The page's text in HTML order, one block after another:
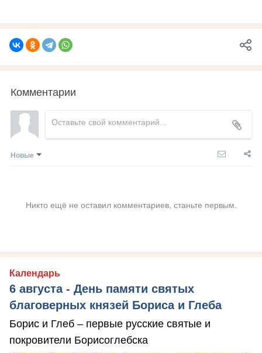
Комментарии
Новые
Никто ещё не оставил комментариев, станьте первым.
Календарь
6 августа - День памяти святых
благоверных князей Бориса и Глеба
Борис и Глеб – первые русские святые и
покровители Борисоглебска